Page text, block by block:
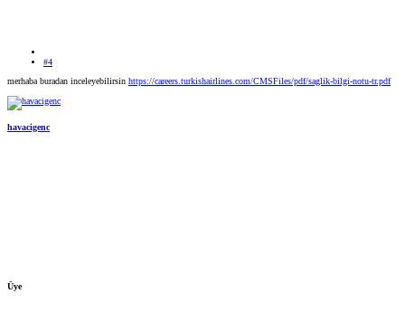
#4
merhaba buradan inceleyebilirsin https://careers.turkishairlines.com/CMSFiles/pdf/saglik-bilgi-notu-tr.pdf
havacigenc
Üye